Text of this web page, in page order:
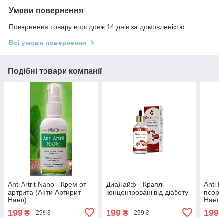
Умови повернення
Повернення товару впродовж 14 днів за домовленістю
Всі умови повернення
Подібні товари компанії
Anti Artrit Nano - Крем от
артрита (Анти Артирит
Нано)
199 ₴ 299 ₴
ДиаЛайф - Краплі
концентровані від діабету
199₴ 299 ₴
Anti
199